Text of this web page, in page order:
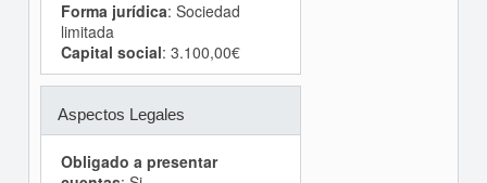
Forma jurídica: Sociedad
limitada
Capital social: 3.100,00€
Aspectos Legales
Obligado a presentar